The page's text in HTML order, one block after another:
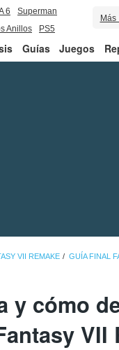
6
Superman
Anillos
PS5
Más
Guías Juegos
VII REMAKE GUÍA FINAL
y cómo
VII